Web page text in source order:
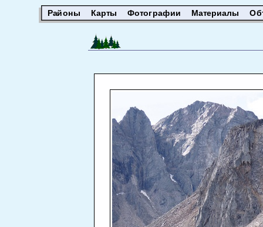
Районы Карты Фотографии Материалы